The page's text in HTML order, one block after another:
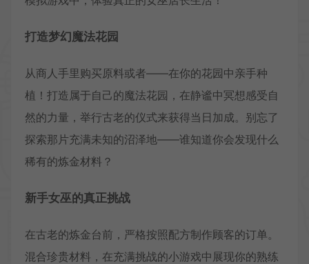
打造梦幻魔法花园
从商人手里购买原料或者——在你的花园中亲手种
植！打造属于自己的魔法花园，在静谧中冥想感受自
然的力量，举行古老的仪式来获得当日加成。别忘了
探索那片充满未知的沼泽地——谁知道你会发现什么
稀有的炼金材料？
新手女巫的真正挑战
在古老的炼金台前，严格按照配方制作顾客的订单。
混合珍贵材料，在充满挑战的小游戏中展现你的熟练